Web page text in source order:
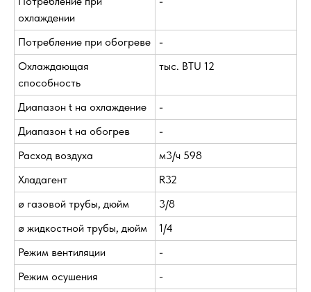
охлаждении
Потребление при обогреве
-
Охлаждающая
способность
тыс. BTU 12
Диапазон t на охлаждение
-
Диапазон t на обогрев
-
Расход воздуха
м3/ч 598
Хладагент
R32
ø газовой трубы, дюйм
3/8
ø жидкостной трубы, дюйм
1/4
Режим вентиляции
-
Режим осушения
-